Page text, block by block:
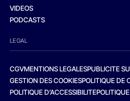
VIDEOS
PODCASTS
LEGAL
CGVMENTIONS LEGALESPUBLICITE
GESTION DES COOKIESPOLITIQUE DE
POLITIQUE D’ACCESSIBILITE